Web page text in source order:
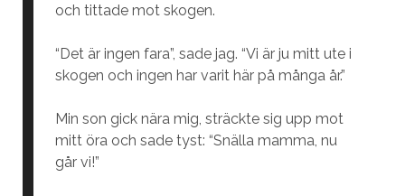
och tittade mot skogen.
“Det är ingen fara”, sade jag. “Vi är ju mitt ute i
skogen och ingen har varit här på många år.”
Min son gick nära mig, sträckte sig upp mot
mitt öra och sade tyst: “Snälla mamma, nu
går vi!”